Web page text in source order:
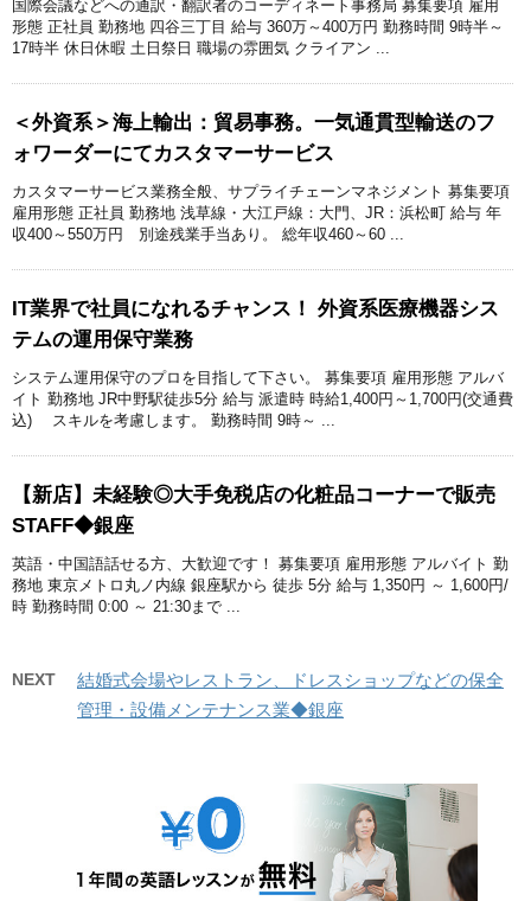
国際会議などへの通訳・翻訳者のコーディネート事務局 募集要項 雇用
形態 正社員 勤務地 四谷三丁目 給与 360万～400万円 勤務時間 9時半～
17時半 休日休暇 土日祭日 職場の雰囲気 クライアン ...
＜外資系＞海上輸出：貿易事務。一気通貫型輸送のフ
ォワーダーにてカスタマーサービス
カスタマーサービス業務全般、サプライチェーンマネジメント 募集要項
雇用形態 正社員 勤務地 浅草線・大江戸線：大門、JR：浜松町 給与 年
収400～550万円 別途残業手当あり。 総年収460～60 ...
IT業界で社員になれるチャンス！ 外資系医療機器シス
テムの運用保守業務
システム運用保守のプロを目指して下さい。 募集要項 雇用形態 アルバ
イト 勤務地 JR中野駅徒歩5分 給与 派遣時 時給1,400円～1,700円(交通費
込) スキルを考慮します。 勤務時間 9時～ ...
【新店】未経験◎大手免税店の化粧品コーナーで販売
STAFF◆銀座
英語・中国語話せる方、大歓迎です！ 募集要項 雇用形態 アルバイト 勤
務地 東京メトロ丸ノ内線 銀座駅から 徒歩 5分 給与 1,350円 ～ 1,600円/
時 勤務時間 0:00 ～ 21:30まで ...
NEXT
結婚式会場やレストラン、ドレスショップなどの保全
管理・設備メンテナンス業◆銀座